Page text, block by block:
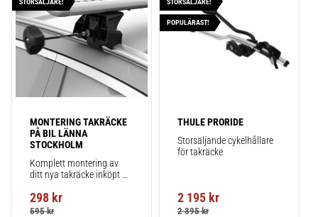
MONTERING TAKRÄCKE
PÅ BIL LÄNNA
STOCKHOLM
Komplett montering av
ditt nya takräcke inköpt
montering på din bil.
298 kr
595kr
STORSÄLJARE!
THULE PRORIDE
Storsäljande cykelhållare
för takräcke
2 195 kr
2 395kr
STORSÄLJARE!
POPULÄRAST!